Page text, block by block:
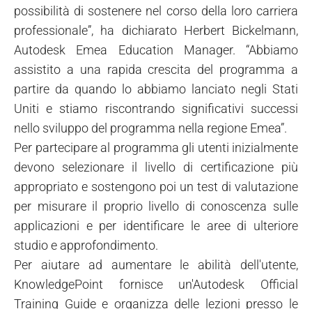
possibilità di sostenere nel corso della loro carriera
professionale”, ha dichiarato Herbert Bickelmann,
Autodesk Emea Education Manager. “Abbiamo
assistito a una rapida crescita del programma a
partire da quando lo abbiamo lanciato negli Stati
Uniti e stiamo riscontrando significativi successi
nello sviluppo del programma nella regione Emea”.
Per partecipare al programma gli utenti inizialmente
devono selezionare il livello di certificazione più
appropriato e sostengono poi un test di valutazione
per misurare il proprio livello di conoscenza sulle
applicazioni e per identificare le aree di ulteriore
studio e approfondimento.
Per aiutare ad aumentare le abilità dell'utente,
KnowledgePoint fornisce un'Autodesk Official
Training Guide e organizza delle lezioni presso le